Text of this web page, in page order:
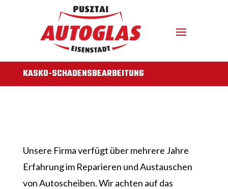
KASKO-SCHADENSBEARBEITUNG
Unsere Firma verfügt über mehrere Jahre
Erfahrung im Reparieren und Austauschen
von Autoscheiben. Wir achten auf das